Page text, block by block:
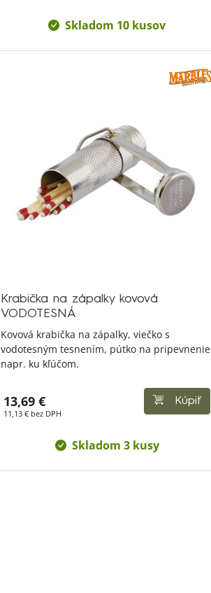
Skladom 10 kusov
Krabička na zápalky kovová
VODOTESNÁ
Kovová krabička na zápalky, viečko s
vodotesným tesnením, pútko na pripevnenie
napr. ku kľúčom.
13,69 €
11,13 € bez DPH
Kúpiť
Skladom 3 kusy